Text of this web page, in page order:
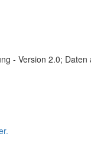
- Version 2.0;